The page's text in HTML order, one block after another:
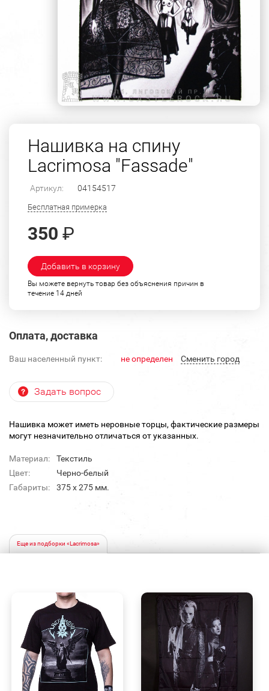
Нашивка на спину
Lacrimosa "Fassade"
Артикул: 04154517
Бесплатная примерка
350 ₽
Добавить в корзину
Вы можете вернуть товар без объяснения причин в
течение 14 дней
Оплата, доставка
Ваш населенный пункт: не определен Cменить город
Задать вопрос
Нашивка может иметь неровные торцы, фактические размеры
могут незначительно отличаться от указанных.
Материал:
Текстиль
Цвет:
Черно-белый
Габариты:
375 х 275 мм.
Еще из подборки «Lacrimosa»